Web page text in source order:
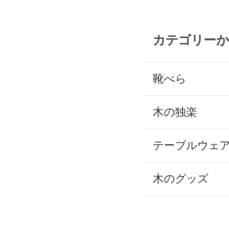
カテゴリー
靴べら
木の独楽
テーブルウェア
木のグッズ